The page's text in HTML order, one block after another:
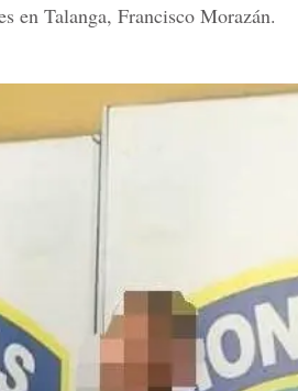
en Talanga, Francisco Morazán.